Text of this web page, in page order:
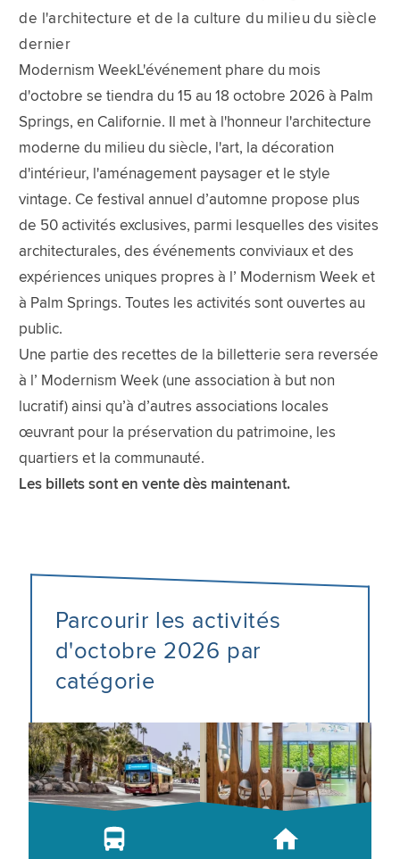
de l'architecture et de la culture du milieu du siècle
dernier
Modernism WeekL'événement phare du mois
d'octobre se tiendra du 15 au 18 octobre 2026 à Palm
Springs, en Californie. Il met à l'honneur l'architecture
moderne du milieu du siècle, l'art, la décoration
d'intérieur, l'aménagement paysager et le style
vintage. Ce festival annuel d’automne propose plus
de 50 activités exclusives, parmi lesquelles des visites
architecturales, des événements conviviaux et des
expériences uniques propres à l’ Modernism Week et
à Palm Springs. Toutes les activités sont ouvertes au
public.
Une partie des recettes de la billetterie sera reversée
à l’ Modernism Week (une association à but non
lucratif) ainsi qu’à d’autres associations locales
œuvrant pour la préservation du patrimoine, les
quartiers et la communauté.
Les billets sont en vente dès maintenant.
Parcourir les activités
d'octobre 2026 par
catégorie